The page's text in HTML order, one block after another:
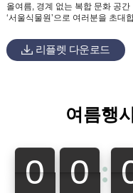
올여름, 경계 없는 복합 문화 공간
‘서울식물원’으로 여러분을 초대
리플렛 다운로드
여름행
0
0 0
0 :